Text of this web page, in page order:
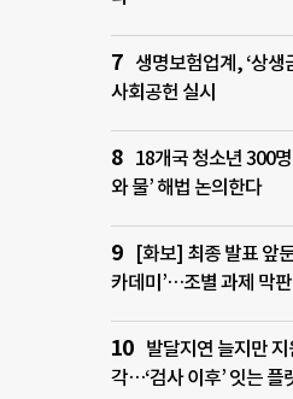
생명보험업계, ‘상생
사회공헌 실시
18개국 청소년 300명
와 물’ 해법 논의한다
[화보] 최종 발표 앞
카데미’…조별 과제 막
발달지연 늘지만
각…‘검사 이후’ 잇는 플